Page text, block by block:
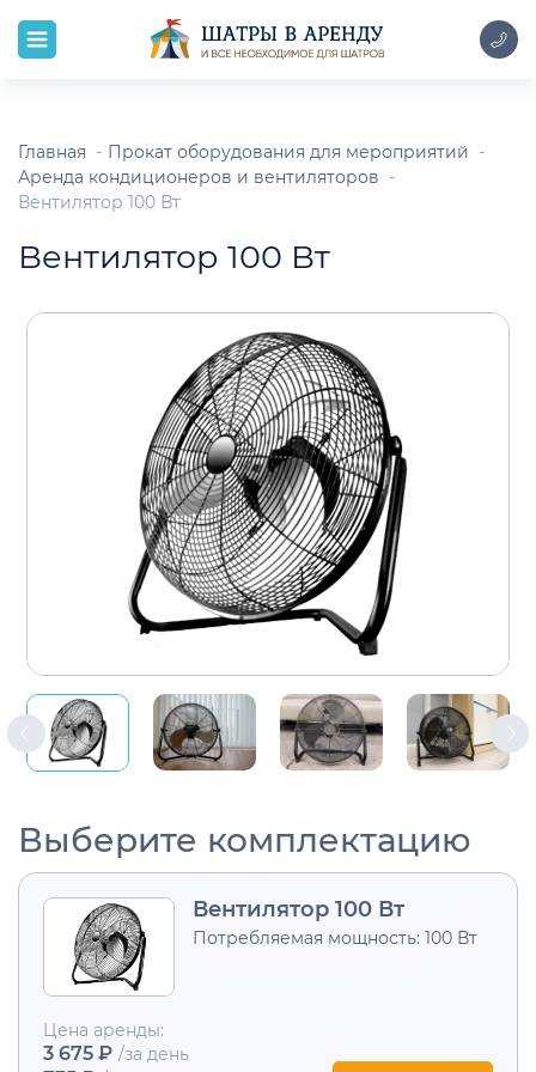
Главная
Прокат оборудования для мероприятий
Аренда кондиционеров и вентиляторов
Вентилятор 100 Вт
Вентилятор 100 Вт
Выберите комплектацию
Вентилятор 100 Вт
Потребляемая мощность: 100 Вт
Цена аренды:
3 675 ₽ /за день